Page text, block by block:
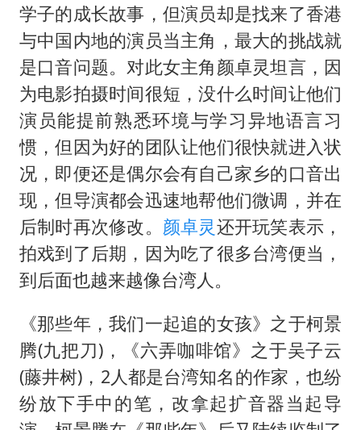
学子的成长故事，但演员却是找来了香港
与中国内地的演员当主角，最大的挑战就
是口音问题。对此女主角颜卓灵坦言，因
为电影拍摄时间很短，没什么时间让他们
演员能提前熟悉环境与学习异地语言习
惯，但因为好的团队让他们很快就进入状
况，即便还是偶尔会有自己家乡的口音出
现，但导演都会迅速地帮他们微调，并在
后制时再次修改。 颜卓灵还开玩笑表示，
拍戏到了后期，因为吃了很多台湾便当，
到后面也越来越像台湾人。
《那些年，我们一起追的女孩》之于柯景
腾(九把刀)，《六弄咖啡馆》之于吴子云
(藤井树)，2人都是台湾知名的作家，也纷
纷放下手中的笔，改拿起扩音器当起导